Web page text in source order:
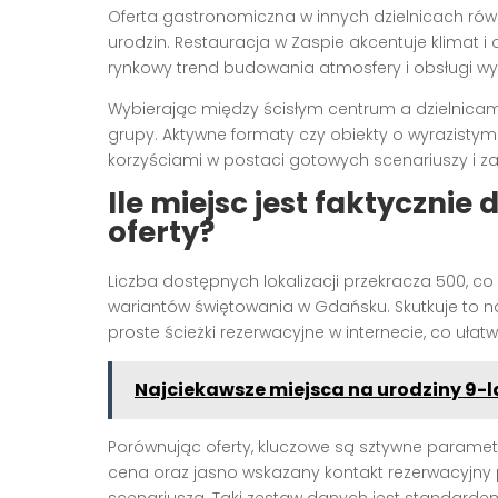
Oferta gastronomiczna w innych dzielnicach
urodzin. Restauracja w Zaspie akcentuje klimat
rynkowy trend budowania atmosfery i obsługi
Wybierając między ścisłym centrum a
grupy. Aktywne formaty czy obiekty o
korzyściami w postaci gotowych scenariuszy i
Ile miejsc jest faktycznie
oferty?
Liczba dostępnych lokalizacji przekracza 500,
wariantów świętowania w Gdańsku. Skutkuje to
proste ścieżki rezerwacyjne w internecie, co
Najciekawsze miejsca na urodziny 9-
Porównując oferty, kluczowe są sztywne
cena oraz jasno wskazany kontakt